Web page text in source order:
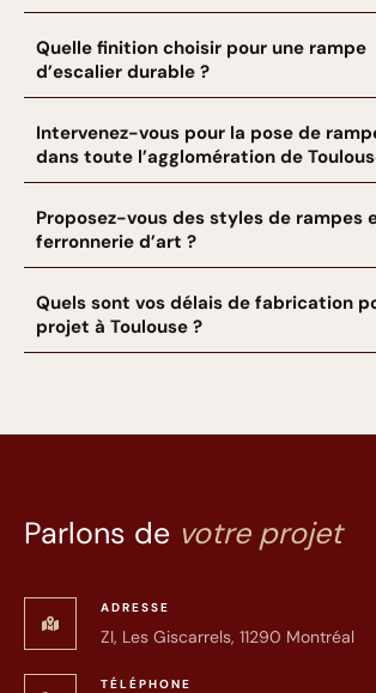
Quelle finition choisir pour une rampe
d’escalier durable ?
Intervenez-vous pour la pose de
dans toute l’agglomération de
Proposez-vous des styles de rampes
ferronnerie d’art ?
Quels sont vos délais de fabrication
projet à Toulouse ?
Parlons de votre projet
ADRESSE
ZI, Les Giscarrels, 11290 Montréal
TÉLÉPHONE